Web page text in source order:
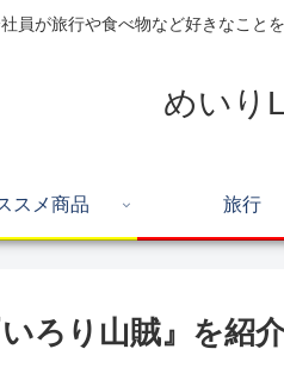
員が旅行や食べ物など好きなこと
めいり
スメ商品 旅行
ろり山賊』を紹介